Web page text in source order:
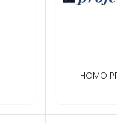
HOMO